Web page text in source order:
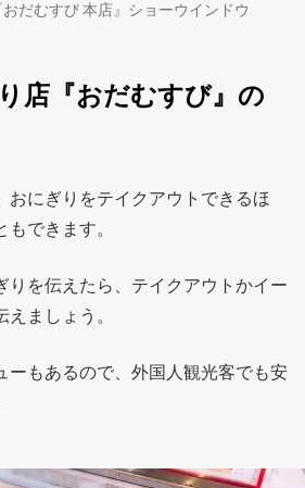
だむすび 本店』ショーウインドウ
店『おだむすび』の
おにぎりをテイクアウトできるほ
できます。
りを伝えたら、テイクアウトかイー
えましょう。
ーもあるので、外国人観光客でも安